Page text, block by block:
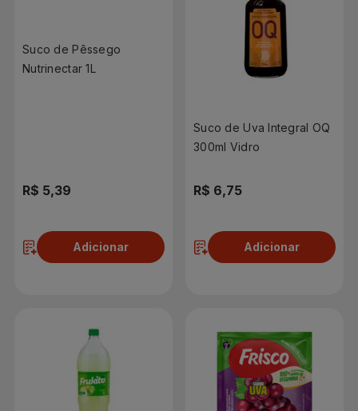
Suco de Pêssego
Nutrinectar 1L
R$ 5,39
Adicionar
Suco de Uva Integral OQ
300ml Vidro
R$ 6,75
Adicionar